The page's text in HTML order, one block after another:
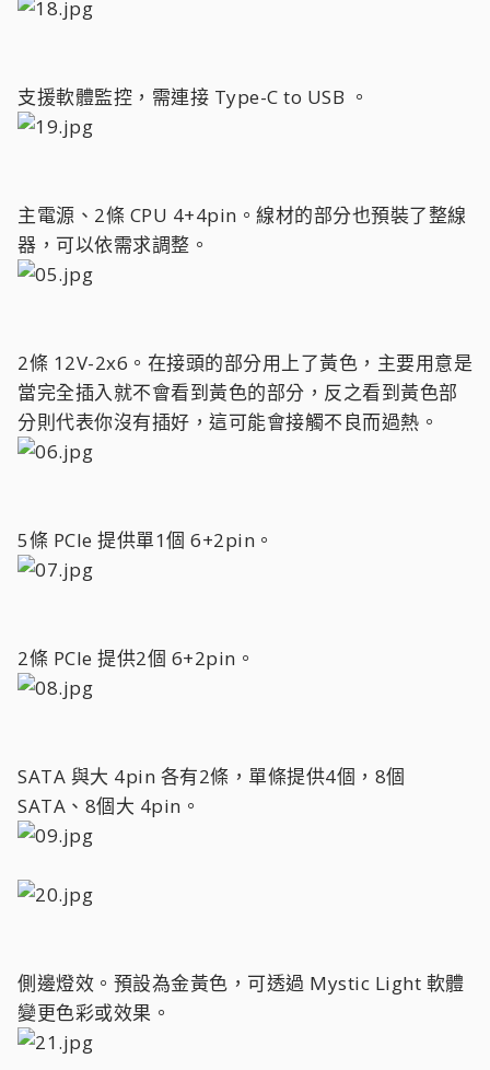
支援軟體監控，需連接 Type-C to USB 。
主電源、2條 CPU 4+4pin。線材的部分也預裝了整線
器，可以依需求調整。
2條 12V-2x6。在接頭的部分用上了黃色，主要用意是
當完全插入就不會看到黃色的部分，反之看到黃色部
分則代表你沒有插好，這可能會接觸不良而過熱。
5條 PCIe 提供單1個 6+2pin。
2條 PCIe 提供2個 6+2pin。
SATA 與大 4pin 各有2條，單條提供4個，8個
SATA、8個大 4pin。
側邊燈效。預設為金黃色，可透過 Mystic Light 軟體
變更色彩或效果。